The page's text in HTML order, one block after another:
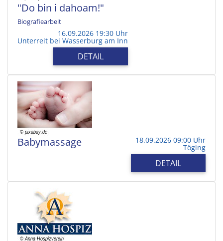
"Do bin i dahoam!"
Biografiearbeit
16.09.2026 19:30 Uhr
Unterreit bei Wasserburg am Inn
DETAIL
Babymassage 18.09.2026 09:00 Uhr
Töging
DETAIL